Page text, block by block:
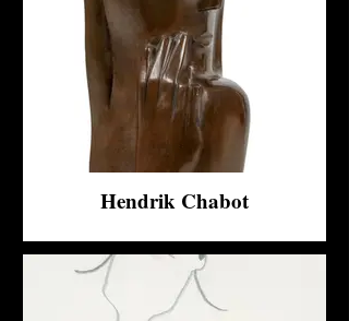
Hendrik Chabot